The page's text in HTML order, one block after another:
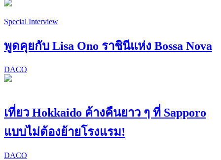
Special Interview
พูดคุยกับ Lisa Ono ราชินีแห่ง Bossa Nova
DACO
เที่ยว Hokkaido ค้างคืนยาว ๆ ที่ Sapporo
แบบไม่ต้องย้ายโรงแรม!
DACO